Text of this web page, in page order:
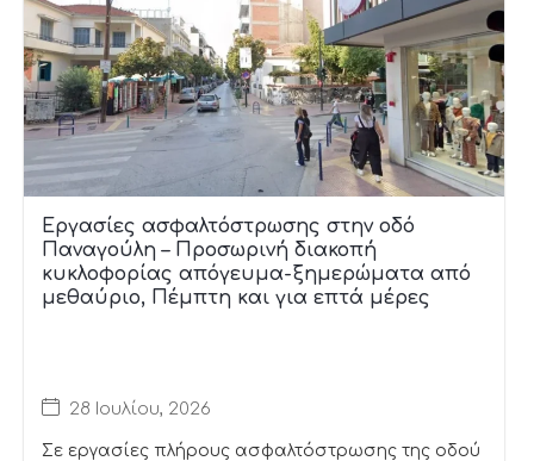
Εργασίες ασφαλτόστρωσης στην οδό
Παναγούλη – Προσωρινή διακοπή
κυκλοφορίας απόγευμα-ξημερώματα από
μεθαύριο, Πέμπτη και για επτά μέρες
28 Ιουλίου, 2026
Σε εργασίες πλήρους ασφαλτόστρωσης της οδού